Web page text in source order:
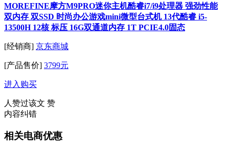
MOREFINE摩方M9PRO迷你主机酷睿i7/i9处理器 强劲性能
双内存 双SSD 时尚办公游戏mini微型台式机 13代酷睿 i5-
13500H 12核 标压 16G双通道内存 1T PCIE4.0固态
[经销商] 京东商城
[产品售价] 3799元
进入购买
人赞过该文 赞
内容纠错
相关电商优惠